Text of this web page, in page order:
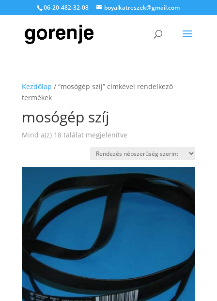
06-20-482-32-08 boyalkatreszek@gmail.com
Kezdőlap / “mosógép szíj” címkével rendelkező
termékek
mosógép szíj
Mind a(z) 18 találat megjelenítveSorted
popularity